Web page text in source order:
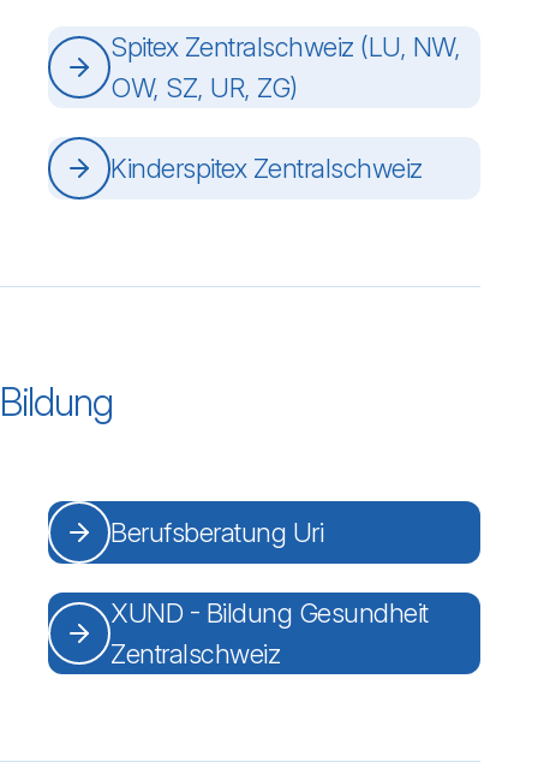
Spitex Zentralschweiz (LU, NW,
OW, SZ, UR, ZG)
Kinderspitex Zentralschweiz
Bildung
Berufsberatung Uri
XUND - Bildung Gesundheit
Zentralschweiz